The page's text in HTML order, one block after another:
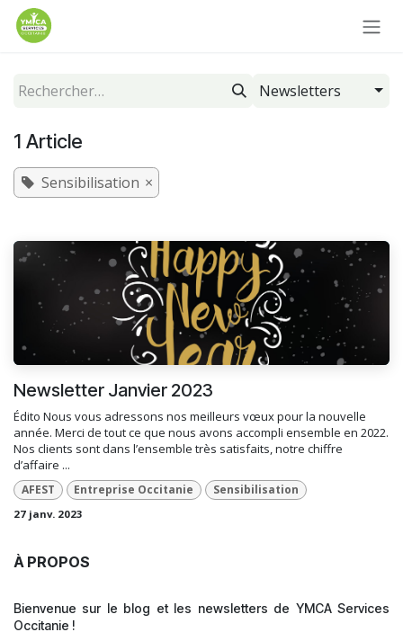
Se rendre au contenu
Newsletters
1 Article
Sensibilisation ×
Newsletter Janvier 2023
Édito Nous vous adressons nos meilleurs vœux pour la nouvelle
année. Merci de tout ce que nous avons accompli ensemble en 2022.
Nos clients sont dans l’ensemble très satisfaits, notre chiffre
d’affaire ...
AFEST Entreprise Occitanie Sensibilisation
27 janv. 2023
À PROPOS
Bienvenue sur le blog et les newsletters de YMCA Services
Occitanie !